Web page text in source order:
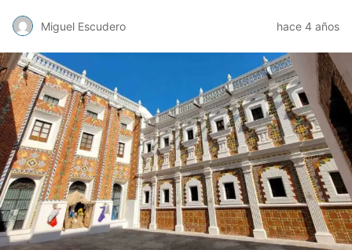
Miguel Escudero hace 4 años